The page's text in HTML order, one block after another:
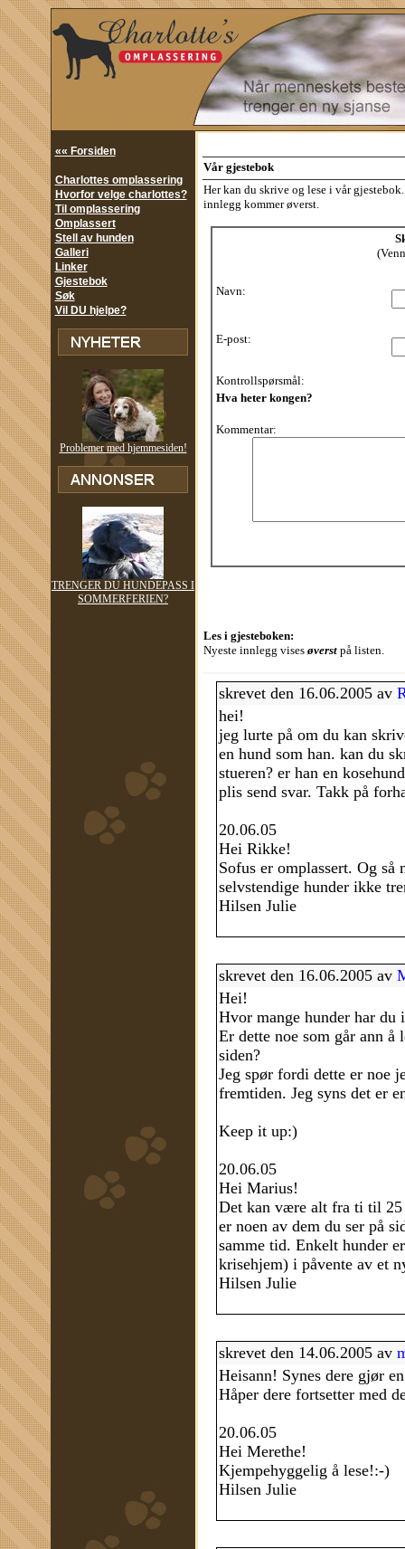
«« Forsiden
Charlottes omplassering
Hvorfor velge charlottes?
Til omplassering
Omplassert
Stell av hunden
Galleri
Linker
Gjestebok
Søk
Vil DU hjelpe?
Problemer med hjemmesiden!
TRENGER DU HUNDEPASS I
SOMMERFERIEN?
Vår gjestebok
Her kan du skrive og lese i vår
innlegg kommer øverst.
Navn:
E-post:
Kontrollspørsmål:
Hva heter kongen?
Kommentar:
Les i gjesteboken:
Nyeste innlegg vises øverst på listen.
skrevet den 16.06.2005 av
hei!
jeg lurte på om du kan
en hund som han. kan du
stueren? er han en
plis send svar. Takk på
20.06.05
Hei Rikke!
Sofus er omplassert. Og så
selvstendige hunder ikke
Hilsen Julie
skrevet den 16.06.2005 av
Hei!
Hvor mange hunder har du
Er dette noe som går ann å
siden?
Jeg spør fordi dette er noe
fremtiden. Jeg syns det er
Keep it up:)
20.06.05
Hei Marius!
Det kan være alt fra ti til 25
er noen av dem du ser på
samme tid. Enkelt hunder
krisehjem) i påvente av et
Hilsen Julie
skrevet den 14.06.2005 av
Heisann! Synes dere gjør
Håper dere fortsetter med
20.06.05
Hei Merethe!
Kjempehyggelig å lese!:-)
Hilsen Julie